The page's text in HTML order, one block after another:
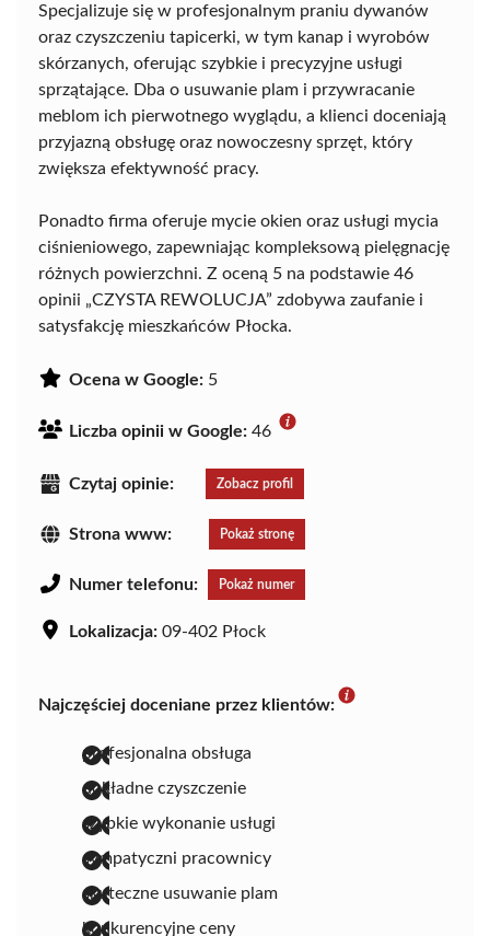
Specjalizuje się w profesjonalnym praniu dywanów
oraz czyszczeniu tapicerki, w tym kanap i wyrobów
skórzanych, oferując szybkie i precyzyjne usługi
sprzątające. Dba o usuwanie plam i przywracanie
meblom ich pierwotnego wyglądu, a klienci doceniają
przyjazną obsługę oraz nowoczesny sprzęt, który
zwiększa efektywność pracy.
Ponadto firma oferuje mycie okien oraz usługi mycia
ciśnieniowego, zapewniając kompleksową pielęgnację
różnych powierzchni. Z oceną 5 na podstawie 46
opinii „CZYSTA REWOLUCJA” zdobywa zaufanie i
satysfakcję mieszkańców Płocka.
Ocena w Google: 5
Liczba opinii w Google: 46
Czytaj opinie: Zobacz profil
Strona www: Pokaż stronę
Numer telefonu: Pokaż numer
Lokalizacja: 09-402 Płock
Najczęściej doceniane przez klientów:
profesjonalna obsługa
dokładne czyszczenie
szybkie wykonanie usługi
sympatyczni pracownicy
skuteczne usuwanie plam
konkurencyjne ceny